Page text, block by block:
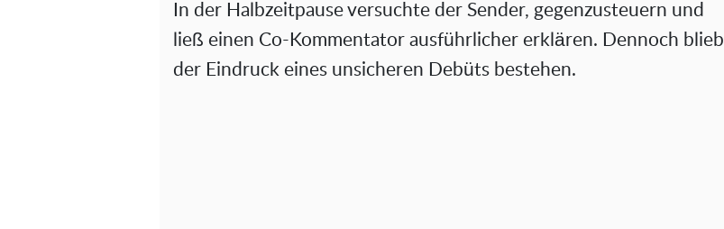
In der Halbzeitpause versuchte der Sender, gegenzusteuern und
ließ einen Co-Kommentator ausführlicher erklären. Dennoch blieb
der Eindruck eines unsicheren Debüts bestehen.